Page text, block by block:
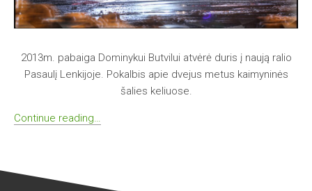
2013m. pabaiga Dominykui Butvilui atvėrė duris į naują ralio
Pasaulį Lenkijoje. Pokalbis apie dvejus metus kaimyninės
šalies keliuose.
Continue reading…